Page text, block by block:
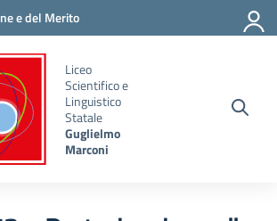
e del Merito
Liceo
Scientifico e
Linguistico
Statale
Guglielmo
Marconi